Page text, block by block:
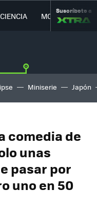
CIENCIA MOVILIDAD
Suscríbete a
Miniserie Japón
comedia de
unas
pasar por
uno en 50